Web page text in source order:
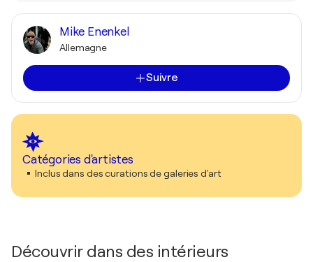
Mike Enenkel
Allemagne
Suivre
Catégories d'artistes
Inclus dans des curations de galeries d'art
Découvrir dans des intérieurs